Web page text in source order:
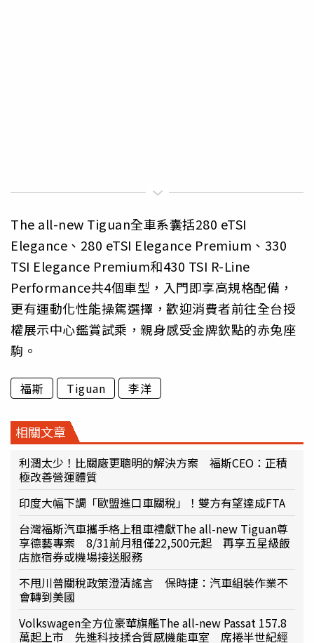
The all-new Tiguan全車系囊括280 eTSI
Elegance、280 eTSI Elegance Premium、330
TSI Elegance Premium和430 TSI R-Line
Performance共4個車型，入門即享高規格配備，
更有運動化性能操駕選擇，歡迎消費者前往全台授
權展示中心鑑賞試乘，親身感受金牌欽點的赤兔座
駒。
福斯 Tiguan 李洋
相關文章
利潤太少！比關廠更聰明的解決方案 福斯CEO：正積
極改善營運體質
印度大幅下調「歐盟進口車關稅」！雙方有望達成FTA
台灣福斯汽車攜手格上租車禮獻The all-new Tiguan尊
享德藝專案 8/31前月租僅22,500元起 再享五星級飯
店旅宿券或機場接送服務
不甩川普關稅政策澄清謠言 保時捷：汽車組裝作業不
會轉到美國
Volkswagen全方位豪華旗艦The all-new Passat 157.8
萬起上市 先進科技揉合質感機能車室 席捲半世紀經